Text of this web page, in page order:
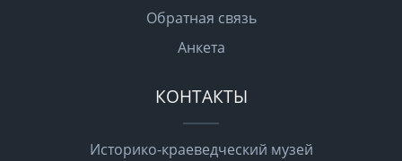
Обратная связь
Анкета
КОНТАКТЫ
Историко-краеведческий музей